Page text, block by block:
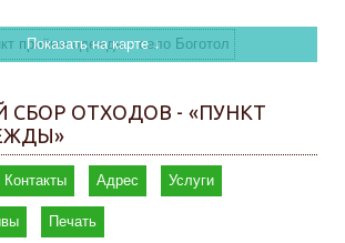
Показать на карте ↓
СБОР ОТХОДОВ - «ПУНКТ
Контакты Адрес Услуги
Печать